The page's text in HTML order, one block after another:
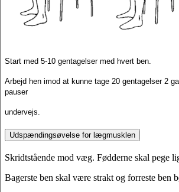
Start med 5-10 gentagelser med hvert ben.
Arbejd hen imod at kunne tage 20 gentagelser 2
pauser
undervejs.
Udspændingsøvelse for lægmusklen
Skridtstående mod væg. Fødderne skal pege
Bagerste ben skal være strakt og forreste ben